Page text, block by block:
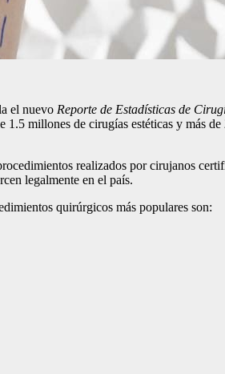
el nuevo Reporte de Estadísticas de
1.5 millones de cirugías estéticas y más
realizados por cirujanos
legalmente en el país.
quirúrgicos más populares son: